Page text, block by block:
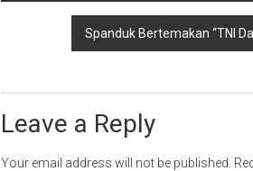
navigation
Spanduk Bertemakan “TNI
Leave a Reply
Your email address will not be published.